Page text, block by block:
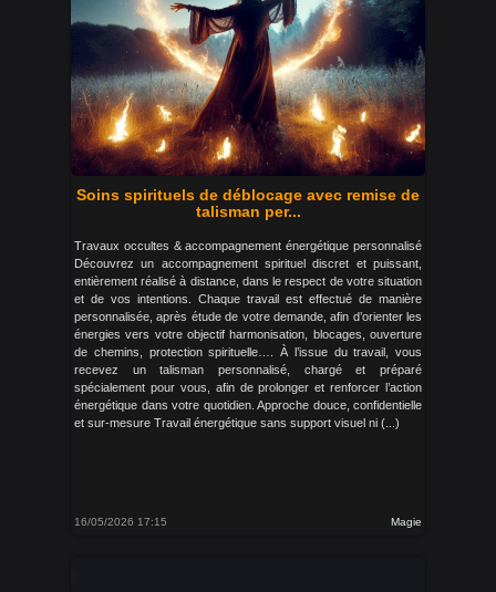
Soins spirituels de déblocage avec remise de
talisman per...
Travaux occultes & accompagnement énergétique personnalisé
Découvrez un accompagnement spirituel discret et puissant,
entièrement réalisé à distance, dans le respect de votre situation
et de vos intentions. Chaque travail est effectué de manière
personnalisée, après étude de votre demande, afin d’orienter les
énergies vers votre objectif harmonisation, blocages, ouverture
de chemins, protection spirituelle…. À l’issue du travail, vous
recevez un talisman personnalisé, chargé et préparé
spécialement pour vous, afin de prolonger et renforcer l’action
énergétique dans votre quotidien. Approche douce, confidentielle
et sur-mesure Travail énergétique sans support visuel ni (...)
16/05/2026 17:15 Magie